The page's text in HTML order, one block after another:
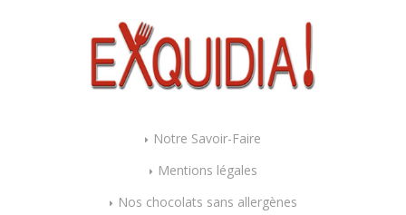
Notre Savoir-Faire
Mentions légales
Nos chocolats sans allergènes